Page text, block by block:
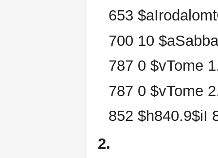
653
700 10
787 0 $vTome
787 0 $vTome
852 $h840.9$iI
2.